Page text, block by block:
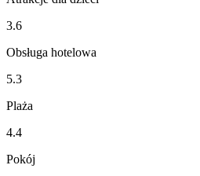
3.6
Obsługa hotelowa
5.3
Plaża
4.4
Pokój